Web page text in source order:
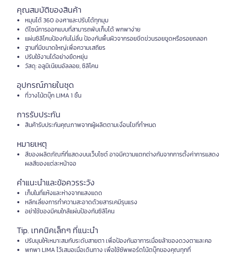
คุณสมบัติของสินค้า
หมุนได้ 360 องศาและปรับได้ทุกมุม
ดีไซน์การออกแบบที่สามารถพับเก็บได้ พกพาง่าย
แผ่นซิลิโคนป้องกันไม่ลื่น ป้องกันพื้นผิวจากรอยขีดข่วนรอยขูดหรือรอยถลอก
ฐานที่มีขนาดใหญ่เพื่อความเสถียร
ปรับใช้งานได้อย่างยืดหยุ่น
วัสดุ: อลูมิเนียมอัลลอย, ซิลิโคน
อุปกรณ์ภายในชุด
ที่วางโน้ตบุ๊ก LIMA 1 ชิ้น
การรับประกัน
สินค้ารับประกันคุณภาพจากผู้ผลิตตามเงื่อนไขที่กำหนด
หมายเหตุ
สีของผลิตภัณฑ์ที่แสดงบนเว็บไซต์ อาจมีความแตกต่างกันจากการตั้งค่าการแสดง
ผลสีของแต่ละหน้าจอ
คำแนะนำและข้อควรระวัง
เก็บในที่แห้งและห่างจากแสงแดด
หลีกเลี่ยงการทำความสะอาดด้วยสารเคมีรุนแรง
อย่าใช้ของมีคมใกล้แผ่นป้องกันซิลิโคน
Tip. เทคนิคเล็กๆ ที่แนะนำ
ปรับมุมให้เหมาะสมกับระดับสายตา เพื่อป้องกันอาการเมื่อยล้าของดวงตาและคอ
พกพา LIMA ไว้เสมอเมื่อเดินทาง เพื่อใช้ซัพพอร์ตโน้ตบุ๊กของคุณทุกที่